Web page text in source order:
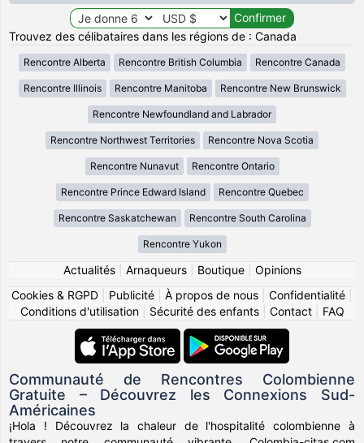
Trouvez des célibataires dans les régions de : Canada
Rencontre Alberta Rencontre British Columbia Rencontre Canada
Rencontre Illinois Rencontre Manitoba Rencontre New Brunswick
Rencontre Newfoundland and Labrador
Rencontre Northwest Territories Rencontre Nova Scotia
Rencontre Nunavut Rencontre Ontario
Rencontre Prince Edward Island Rencontre Quebec
Rencontre Saskatchewan Rencontre South Carolina
Rencontre Yukon
Actualités| Arnaqueurs| Boutique| Opinions
Cookies & RGPD
Publicité À propos de nous Confidentialité
Conditions d'utilisation| Sécurité des enfants| Contact| FAQ
Communauté de Rencontres Colombienne
Gratuite – Découvrez les Connexions Sud-
Américaines
¡Hola ! Découvrez la chaleur de l'hospitalité colombienne à